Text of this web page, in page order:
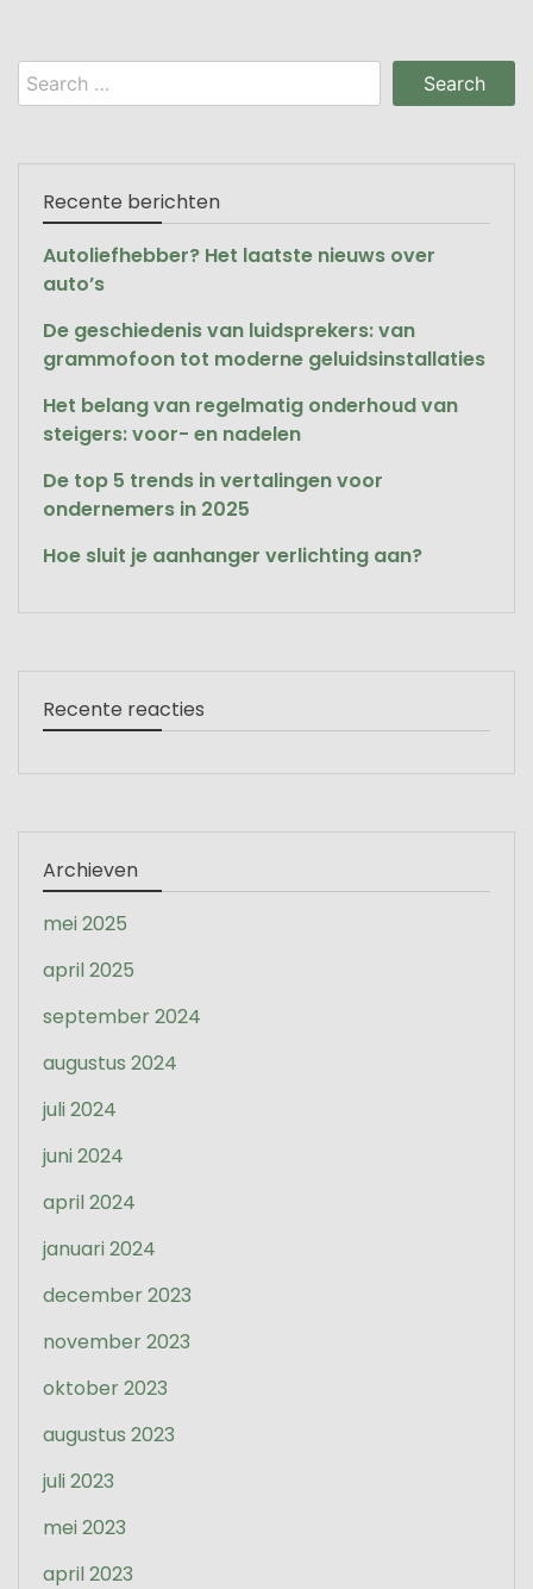
Search
for:
Recente berichten
Autoliefhebber? Het laatste nieuws over
auto’s
De geschiedenis van luidsprekers: van
grammofoon tot moderne geluidsinstallaties
Het belang van regelmatig onderhoud van
steigers: voor- en nadelen
De top 5 trends in vertalingen voor
ondernemers in 2025
Hoe sluit je aanhanger verlichting aan?
Recente reacties
Archieven
mei 2025
april 2025
september 2024
augustus 2024
juli 2024
juni 2024
april 2024
januari 2024
december 2023
november 2023
oktober 2023
augustus 2023
juli 2023
mei 2023
april 2023